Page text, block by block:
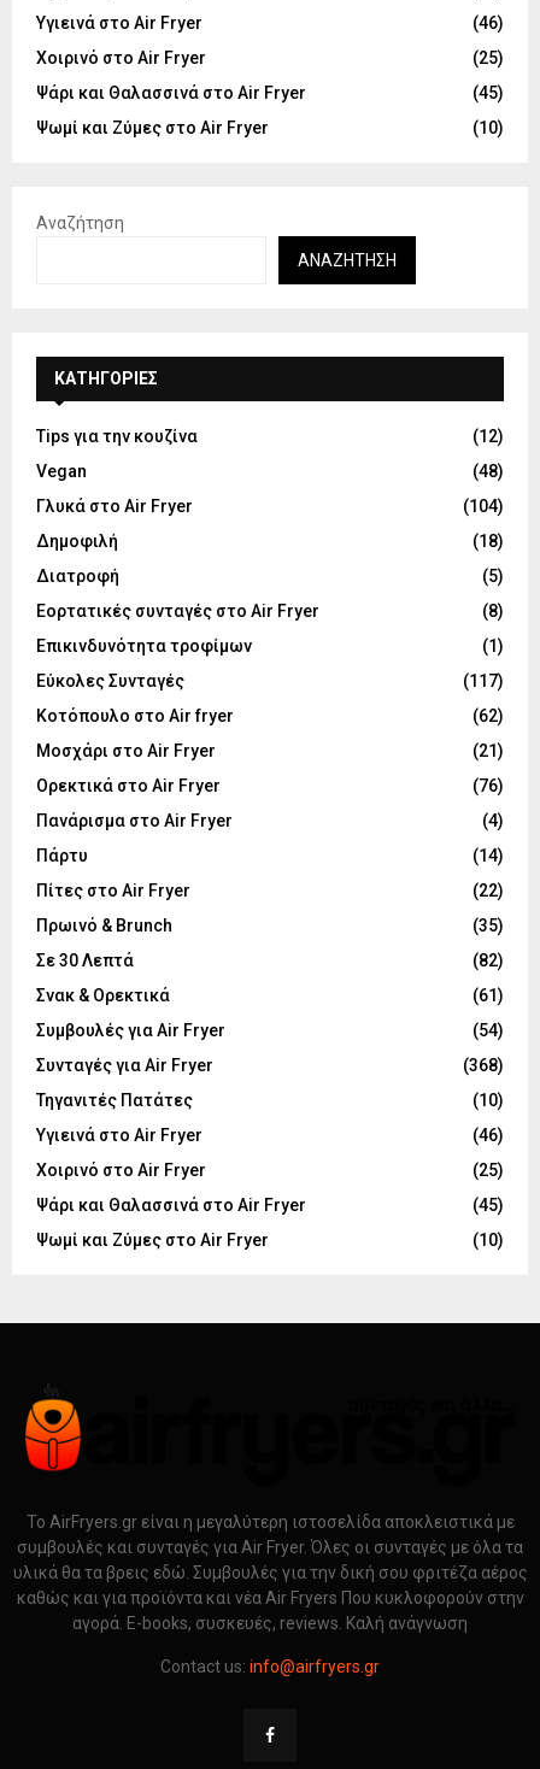
Υγιεινά στο Air Fryer
(46)
Χοιρινό στο Air Fryer
(25)
Ψάρι και Θαλασσινά στο Air Fryer
(45)
Ψωμί και Ζύμες στο Air Fryer
(10)
Αναζήτηση
ΑΝΑΖΉΤΗΣΗ
KΑΤΗΓΟΡΊΕΣ
Tips για την κουζίνα
(12)
Vegan
(48)
Γλυκά στο Air Fryer
(104)
Δημοφιλή
(18)
Διατροφή
(5)
Εορτατικές συνταγές στο Air Fryer
(8)
Επικινδυνότητα τροφίμων
(1)
Εύκολες Συνταγές
(117)
Κοτόπουλο στο Air fryer
(62)
Μοσχάρι στο Air Fryer
(21)
Ορεκτικά στο Air Fryer
(76)
Πανάρισμα στο Air Fryer
(4)
Πάρτυ
(14)
Πίτες στο Air Fryer
(22)
Πρωινό & Brunch
(35)
Σε 30 Λεπτά
(82)
Σνακ & Ορεκτικά
(61)
Συμβουλές για Air Fryer
(54)
Συνταγές για Air Fryer
(368)
Τηγανιτές Πατάτες
(10)
Υγιεινά στο Air Fryer
(46)
Χοιρινό στο Air Fryer
(25)
Ψάρι και Θαλασσινά στο Air Fryer
(45)
Ψωμί και Ζύμες στο Air Fryer
(10)
Το AirFryers.gr είναι η μεγαλύτερη ιστοσελίδα αποκλειστικά με
συμβουλές και συνταγές για Air Fryer. Όλες οι συνταγές με όλα τα
υλικά θα τα βρεις εδώ. Συμβουλές για την δική σου φριτέζα αέρος
καθώς και για προϊόντα και νέα Air Fryers Που κυκλοφορούν στην
αγορά. E-books, συσκευές, reviews. Καλή ανάγνωση
Contact us: info@airfryers.gr